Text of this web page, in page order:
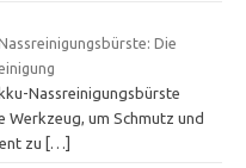
Die
Nassreinigungsbürste
Werkzeug, um Schmutz und
zu
[…]